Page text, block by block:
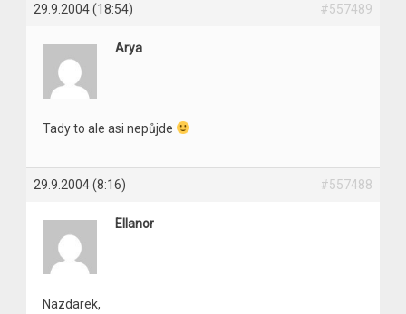
29.9.2004 (18:54) #557489
Arya
Tady to ale asi nepůjde
29.9.2004 (8:16) #557488
Ellanor
Nazdarek,